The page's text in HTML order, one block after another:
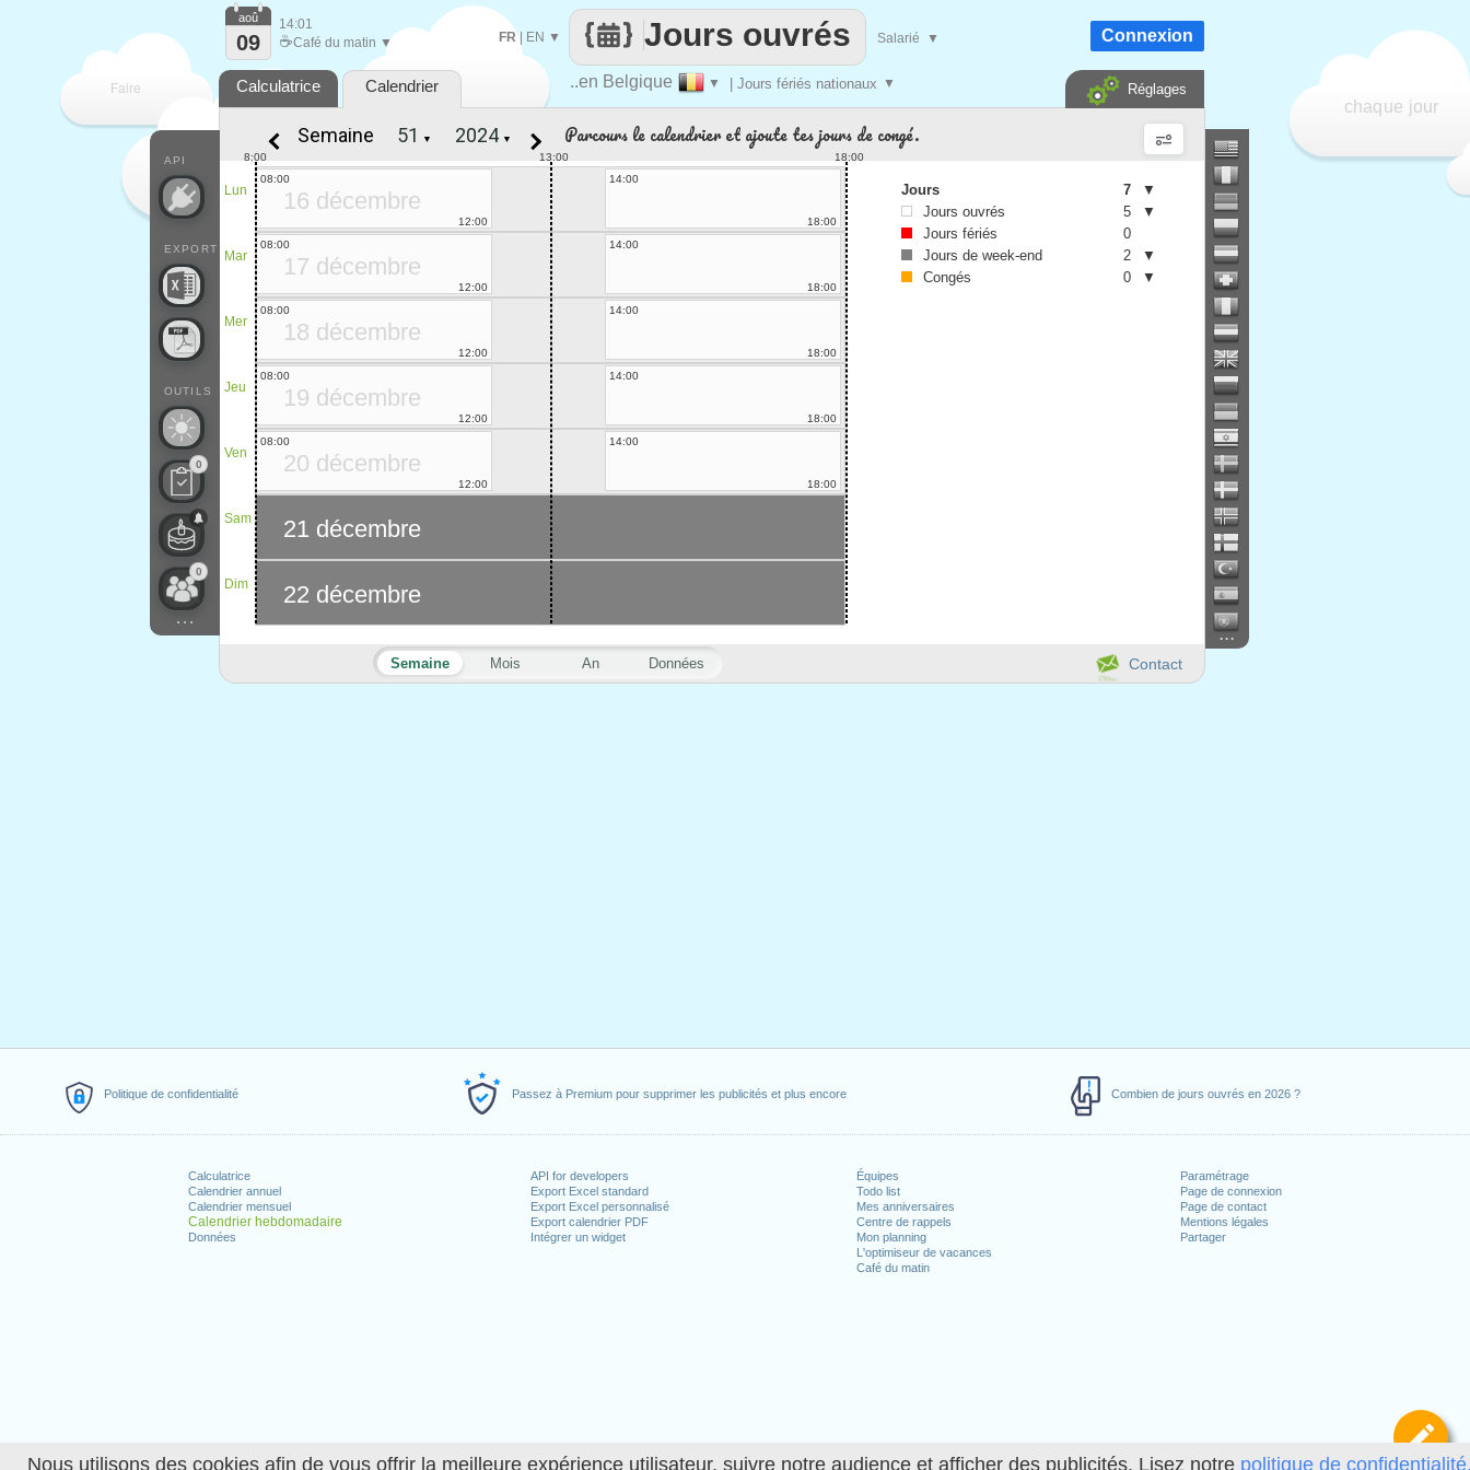
Nous utilisons des cookies afin de vous offrir la meilleure expérience utilisateur, suivre notre audience et afficher des publicités. Lisez notre politique de
Politique de confidentialité Passez à Premium pour supprimer les publicités et plus encore Combien de jours ouvrés en 2026 ?
Calculatrice
Calendrier annuel
Calendrier mensuel
Calendrier hebdomadaire
Données
API for developers
Export Excel standard
Export Excel personnalisé
Export calendrier PDF
Intégrer un widget
Équipes
Todo list
Mes anniversaires
Centre de rappels
Mon planning
L'optimiseur de vacances
Café du matin
Paramétrage
Page de connexion
Page de contact
Mentions légales
Partager
Faire
que
chaque jour
..en Belgique ▼ | Jours fériés nationaux ▼
Jours ouvrés
FR| EN ▼ Salarié ▼
API
EXPORT
OUTILS
0
0
...
aoû
09
14:01
☕Café du matin ▼ Connexion
Calculatrice Calendrier Réglages
...
Contact
Semaine Mois An Données
Semaine ▼ ▼ Parcours le calendrier et ajoute tes jours de congé.
Lun
Mar
Mer
Jeu
Ven
Sam
Dim
13:00
8:00 18:00
16 décembre
08:00
12:00
14:00
18:00
17 décembre
08:00
12:00
14:00
18:00
18 décembre
08:00
12:00
14:00
18:00
19 décembre
08:00
12:00
14:00
18:00
20 décembre
08:00
12:00
14:00
18:00
21 décembre
22 décembre
Jours 7
▼
Jours ouvrés
5
▼
Jours fériés
0
Jours de week-end
2
▼
Congés
0 ▼